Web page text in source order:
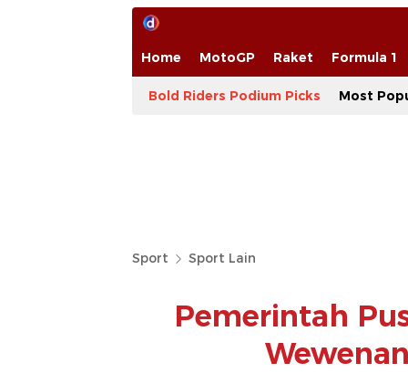
Home MotoGP Raket Formula 1
Bold Riders Podium Picks Most
Sport Sport Lain
Pemerintah